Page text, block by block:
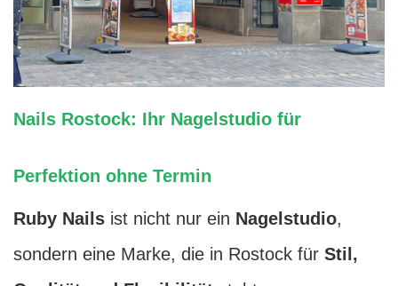
Nails Rostock: Ihr Nagelstudio für
Perfektion ohne Termin
Ruby Nails ist nicht nur ein Nagelstudio,
sondern eine Marke, die in Rostock für Stil,